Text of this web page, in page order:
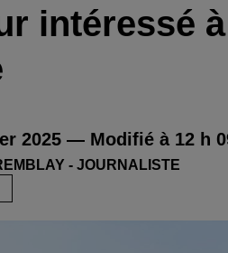
intéressé
2025 — Modifié à 12 h
- JOURNALISTE